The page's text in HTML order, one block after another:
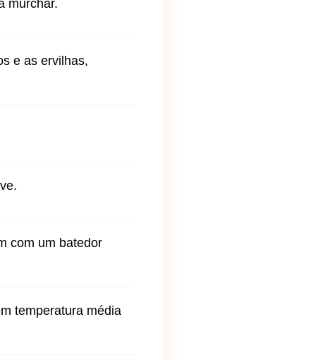
murchar.
e as ervilhas,
com um batedor
temperatura média